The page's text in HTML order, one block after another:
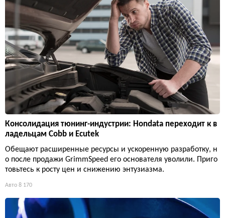
Консолидация тюнинг-индустрии: Hondata переходит к в
ладельцам Cobb и Ecutek
Обещают расширенные ресурсы и ускоренную разработку, н
о после продажи GrimmSpeed его основателя уволили. Приго
товьтесь к росту цен и снижению энтузиазма.
Авто 8 170